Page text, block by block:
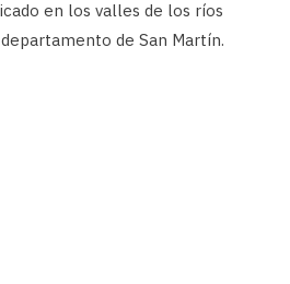
en los valles de los ríos
de San Martín.